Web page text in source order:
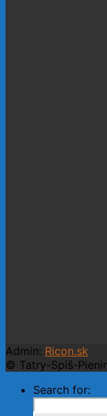
Admin: Ricon.sk
© Tatry-Spiš-
Search for: